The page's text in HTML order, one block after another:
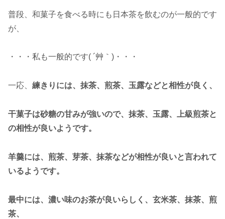
普段、和菓子を食べる時にも日本茶を飲むのが一般的です
が、
・・・私も一般的です( ´艸｀)・・・
一応、 練きりには、抹茶、煎茶、玉露などと相性が良く、
干菓子は砂糖の甘みが強いので、抹茶、玉露、上級煎茶と
の相性が良いようです。
羊羹には、煎茶、芽茶、抹茶などが相性が良いと言われて
いるようです。
最中には、濃い味のお茶が良いらしく、玄米茶、抹茶、煎
茶、